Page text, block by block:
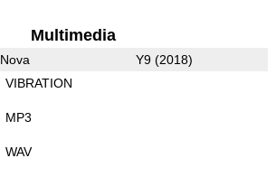
Multimedia
Nova Y9 (2018)
VIBRATION
MP3
WAV